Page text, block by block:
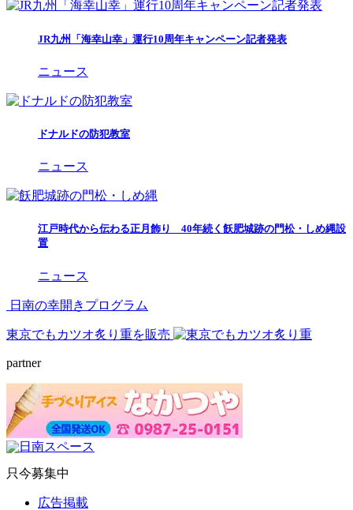
JR九州「海幸山幸」運行10周年キャンペーン記者発表
ニュース
ドナルドの防犯教室
ニュース
江戸時代から伝わる正月飾り 40年続く飫肥城跡の門松・しめ縄設
置
ニュース
日南の幸開きプログラム
東京でもカツオ炙り重を販売
partner
只今募集中
広告掲載